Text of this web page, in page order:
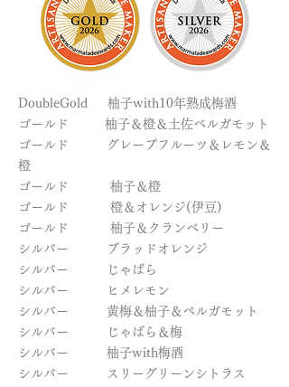
DoubleGold 柚子with10年熟成梅酒
ゴールド 柚子＆橙＆土佐ベルガモット
ゴールド グレープフルーツ＆レモン＆
橙
ゴールド 柚子＆橙
ゴールド 橙＆オレンジ(伊豆)
ゴールド 柚子＆クランベリー
シルバー ブラッドオレンジ
シルバー じゃばら
シルバー ヒメレモン
シルバー 黄梅＆柚子＆ベルガモット
シルバー じゃばら＆梅
シルバー 柚子with梅酒
シルバー スリーグリーンシトラス